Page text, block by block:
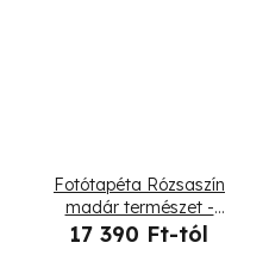
Fotótapéta Rózsaszín
madár természet -
Andrea Haase
17 390 Ft-tól